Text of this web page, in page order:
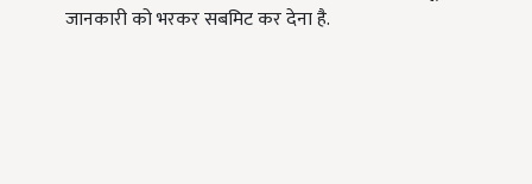
जानकारी को भरकर सबमिट कर देना है.